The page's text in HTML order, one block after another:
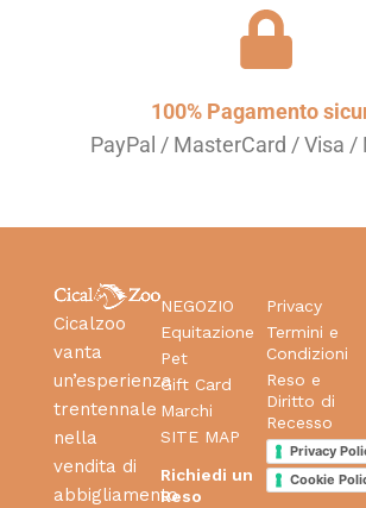
100% Pagamento
PayPal / MasterCard / Visa /
Cicalzoo
vanta
un’esperienza
trentennale
nella
vendita di
abbigliamento
NEGOZIO
Equitazione
Pet
Gift Card
Marchi
SITE MAP
Richiedi un
Reso
Privacy
Termini e
Condizioni
Reso e
Diritto di
Recesso
Privacy
Cookie